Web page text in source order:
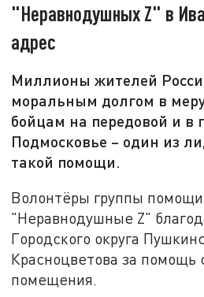
"Неравнодушных Z" в
адрес
Миллионы жителей
моральным долгом в
бойцам на передовой и в
Подмосковье – один из
такой помощи.
Волонтёры группы
"Неравнодушные Z"
Городского округа
Красноцветова за помощь
помещения.